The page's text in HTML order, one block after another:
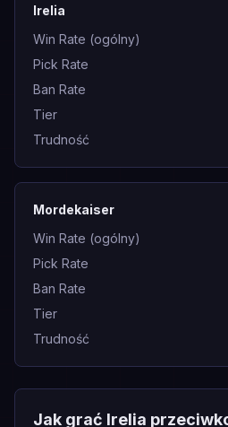
Irelia
Win Rate (ogólny)
Pick Rate
Ban Rate
Tier
Trudność
Mordekaiser
Win Rate (ogólny)
Pick Rate
Ban Rate
Tier
Trudność
Jak grać Irelia